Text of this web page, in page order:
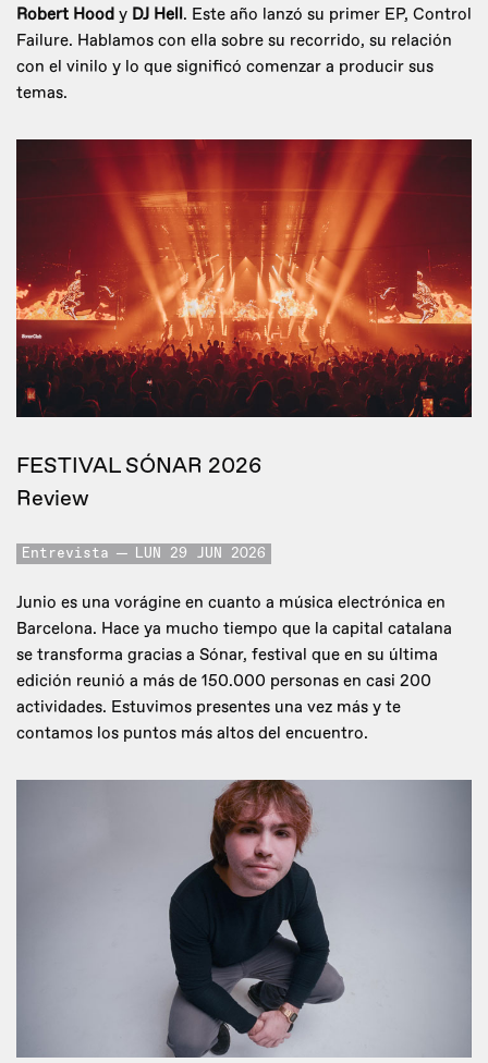
Robert Hood y DJ Hell. Este año lanzó su primer EP, Control
Failure. Hablamos con ella sobre su recorrido, su relación
con el vinilo y lo que significó comenzar a producir sus
temas.
FESTIVAL SÓNAR 2026
Review
Entrevista LUN 29 JUN 2026
Junio es una vorágine en cuanto a música electrónica en
Barcelona. Hace ya mucho tiempo que la capital catalana
se transforma gracias a Sónar, festival que en su última
edición reunió a más de 150.000 personas en casi 200
actividades. Estuvimos presentes una vez más y te
contamos los puntos más altos del encuentro.